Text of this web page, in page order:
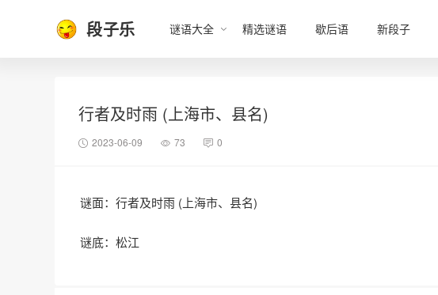
段子乐 谜语大全 精选谜语 歇后语 新段子
行者及时雨 (上海市、县名)
2023-06-09 73 0
谜面：行者及时雨 (上海市、县名)
谜底：松江